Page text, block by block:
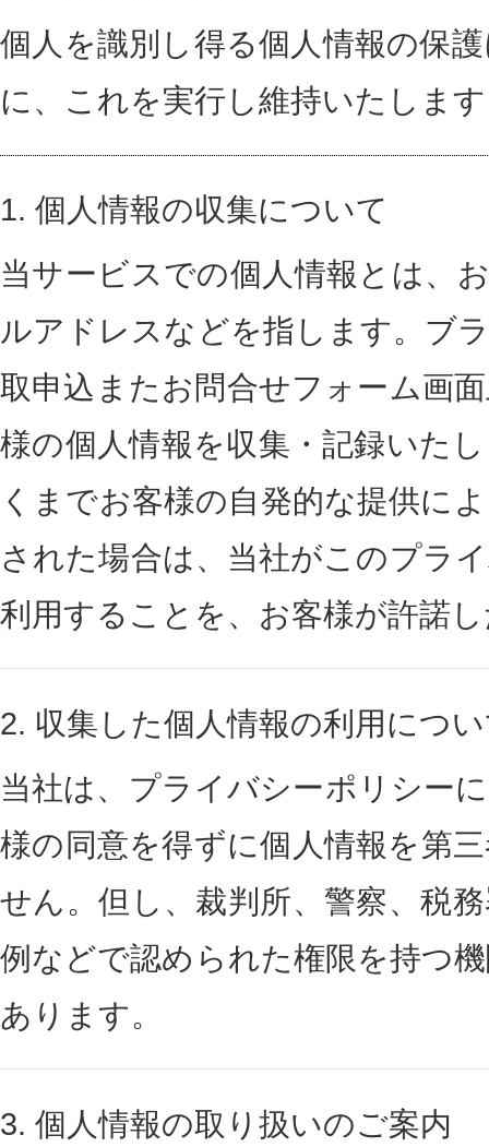
個人を識別し得る個人情報の保
に、これを実行し維持いたしま
1. 個人情報の収集について
当サービスでの個人情報とは、
ルアドレスなどを指します。ブ
取申込またお問合せフォーム画
様の個人情報を収集・記録いた
くまでお客様の自発的な提供に
された場合は、当社がこのプラ
利用することを、お客様が許諾
2. 収集した個人情報の利用につ
当社は、プライバシーポリシー
様の同意を得ずに個人情報を第
せん。但し、裁判所、警察、税
例などで認められた権限を持つ
あります。
3. 個人情報の取り扱いのご案内